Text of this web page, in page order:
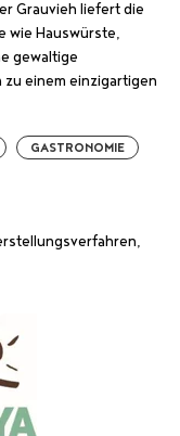
Grauvieh liefert die
wie Hauswürste,
gewaltige
einem einzigartigen
GASTRONOMIE